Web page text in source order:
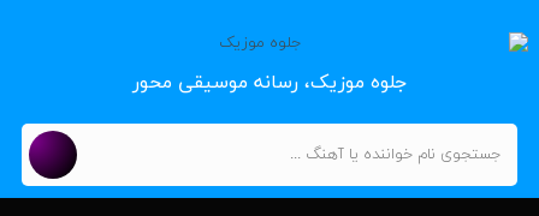
جلوه موزیک، رسانه موسیقی محور